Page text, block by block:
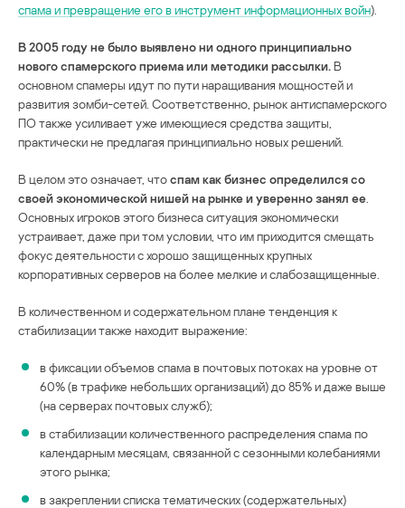
спама и превращение его в инструмент информационных войн).
В 2005 году не было выявлено ни одного принципиально
нового спамерского приема или методики рассылки.В
основном спамеры идут по пути наращивания мощностей и
развития зомби-сетей. Соответственно, рынок антиспамерского
ПО также усиливает уже имеющиеся средства защиты,
практически не предлагая принципиально новых решений.
В целом это означает, чтоспам как бизнес определился со
своей экономической нишей на рынке и уверенно занял ее
Основных игроков этого бизнеса ситуация экономически
устраивает, даже при том условии, что им приходится смещать
фокус деятельности с хорошо защищенных крупных
корпоративных серверов на более мелкие и слабозащищенные.
В количественном и содержательном плане тенденция к
стабилизации также находит выражение:
в фиксации объемов спама в почтовых потоках на уровне от
60% (в трафике небольших организаций) до 85% и даже выше
(на серверах почтовых служб);
в стабилизации количественного распределения спама по
календарным месяцам, связанной с сезонными колебаниями
этого рынка;
в закреплении списка тематических (содержательных)